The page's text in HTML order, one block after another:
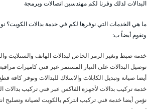
البدالات لذلك وفرنا لكم مهندسين اتصالات وبرمجة
ما هي الخدمات التي نوفرها لكم في خدمة بدالات الكويت؟
ونقوم أيضاً ب:
خدمة ضبط وتغير الرمز الخاص لبدالات الهاتف والستلايت
توصيل البدالات على التيار المستمر عبر فني كاميرات
أيضا صيانة وتبديل الكابلات والاسلاك للبدالات ونوفر كافة
خدمة تركيب بدالات لأجهزة الفاكس عبر فني تركيب بدالات
نؤمن أيضا خدمة فني تركيب انتركم بالكويت لصيانة وتصليح